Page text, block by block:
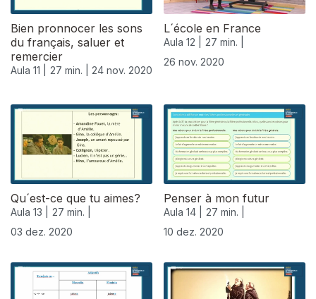
Bien pronnocer les sons
du français, saluer et
remercier
Aula 11 | 27 min. | 24 nov. 2020
L´école en France
Aula 12 |
27 min. |
26 nov. 2020
Qu´est-ce que tu aimes?
Aula 13 |
27 min. |
03 dez. 2020
Penser à mon futur
Aula 14 |
27 min. |
10 dez. 2020